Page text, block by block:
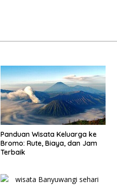
Panduan Wisata Keluarga ke
Bromo: Rute, Biaya, dan Jam
Terbaik